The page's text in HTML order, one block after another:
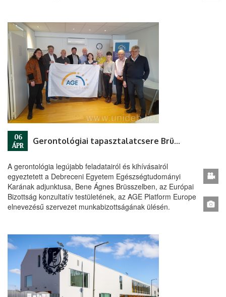
06
ÁPR
Gerontológiai tapasztalatcsere Brüsszelben
A gerontológia legújabb feladatairól és kihívásairól
egyeztetett a Debreceni Egyetem Egészségtudományi
Karának adjunktusa, Bene Ágnes Brüsszelben, az Európai
Bizottság konzultatív testületének, az AGE Platform Europe
elnevezésű szervezet munkabizottságának ülésén.